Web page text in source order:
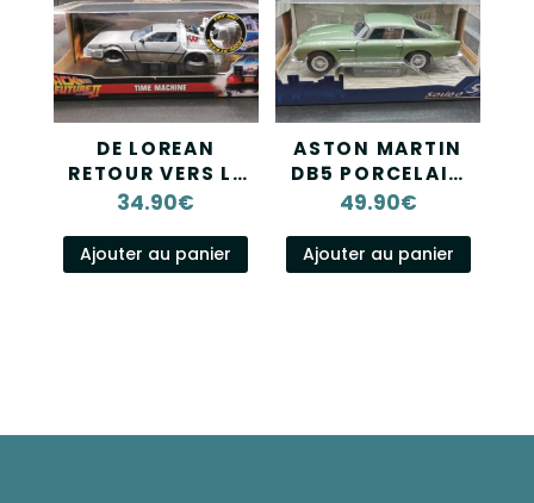
DE LOREAN
RETOUR VERS LE
FUTUR II JADA
34.90€
Ajouter au panier
ASTON MARTIN
DB5 PORCELAIN
GREEN 1964
49.90€
Ajouter au panier